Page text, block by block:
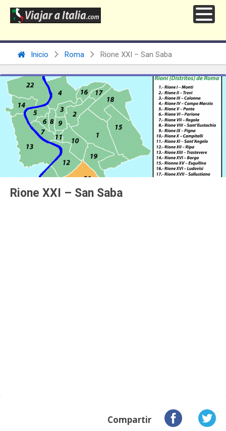
Inicio Roma Rione XXI – San Saba
Rione XXI – San Saba
Compartir